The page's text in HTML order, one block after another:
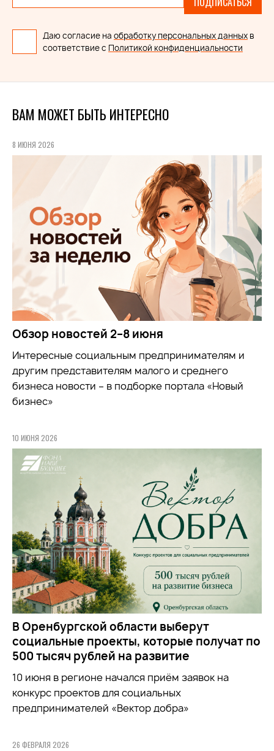
Даю согласие на обработку персональных данных в
соответствие с Политикой конфиденциальности
ВАМ МОЖЕТ БЫТЬ ИНТЕРЕСНО
8 ИЮНЯ 2026
Обзор новостей 2–8 июня
Интересные социальным предпринимателям и
другим представителям малого и среднего
бизнеса новости – в подборке портала «Новый
бизнес»
10 ИЮНЯ 2026
В Оренбургской области выберут
социальные проекты, которые получат по
500 тысяч рублей на развитие
10 июня в регионе начался приём заявок на
конкурс проектов для социальных
предпринимателей «Вектор добра»
26 ФЕВРАЛЯ 2026